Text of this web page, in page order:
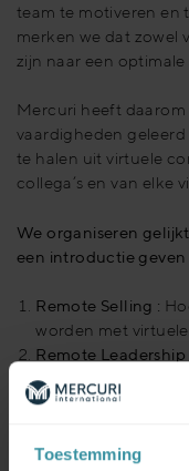
Toestemming
team te motiveren en
merken we dat zowel
zijn naar een
Mercuri heeft
vaardigheden
te halen uit virtuele
collega’s en van elke
We organiseren
een introductie
Remote Selling :
worden met
Remote Leadership
je salesteam
Arnhem en